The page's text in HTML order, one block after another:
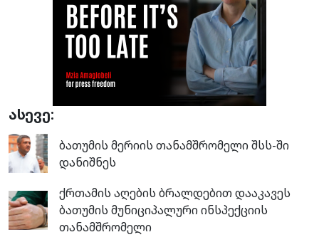
ასევე:
ბათუმის მერიის თანამშრომელი შსს-ში
დანიშნეს
ქრთამის აღების ბრალდებით დააკავეს
ბათუმის მუნიციპალური ინსპექციის
თანამშრომელი